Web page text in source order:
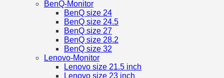
BenQ-Monitor
BenQ size 24
BenQ size 24.5
BenQ size 27
BenQ size 28.2
BenQ size 32
Lenovo-Monitor
Lenovo size 21.5 inch
Lenovo size 23 inch